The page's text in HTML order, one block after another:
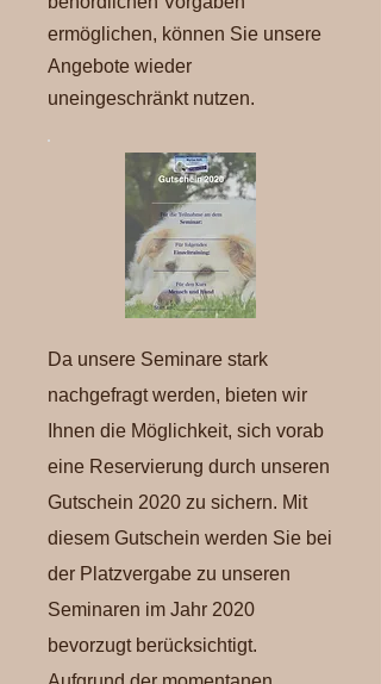
ermöglichen, können Sie unsere
Angebote wieder
uneingeschränkt nutzen.
Da unsere Seminare stark
nachgefragt werden, bieten wir
Ihnen die Möglichkeit, sich vorab
eine Reservierung durch unseren
Gutschein 2020 zu sichern. Mit
diesem Gutschein werden Sie bei
der Platzvergabe zu unseren
Seminaren im Jahr 2020
bevorzugt berücksichtigt.